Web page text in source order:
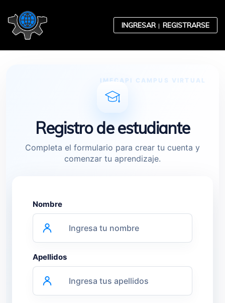
INGRESAR REGISTRARSE
Contabilidad
Desarrollo Organizacional
Ética Empresarial
Metodologías
Normas ISO
Registro de estudiante
Completa el formulario para crear tu cuenta y
comenzar tu aprendizaje.
Nombre
Apellidos